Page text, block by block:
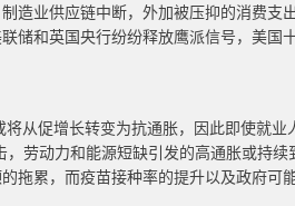
造业供应链中断，外加被压抑的消费支
储和英国央行纷纷释放鹰派信号，美国
从促增长转变为抗通胀，因此即使就业
劳动力和能源短缺引发的高通胀或持续
拖累，而疫苗接种率的提升以及政府可